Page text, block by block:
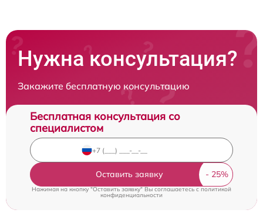
Нужна консультация?
Закажите бесплатную консультацию
Бесплатная консультация со
специалистом
Оставить заявку
Нажимая на кнопку "Оставить заявку" Вы соглашаетесь cполитикой
конфиденциальности